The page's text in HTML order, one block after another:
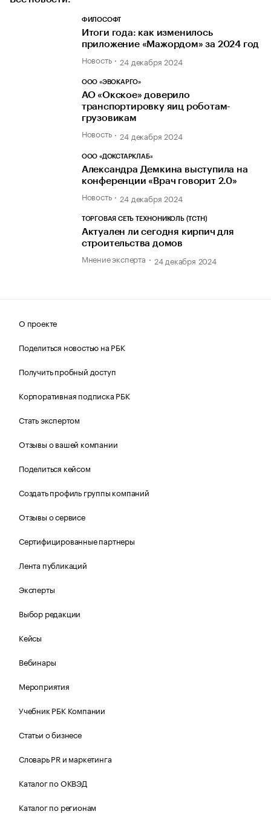
ФИЛОСОФТ
Итоги года: как изменилось
приложение «Мажордом» за 2024 год
Новость 24 декабря 2024
ООО «ЭВОКАРГО»
АО «Окское» доверило
транспортировку яиц роботам-
грузовикам
Новость 24 декабря 2024
ООО «ДОКСТАРКЛАБ»
Александра Демкина выступила на
конференции «Врач говорит 2.0»
Новость 24 декабря 2024
ТОРГОВАЯ СЕТЬ ТЕХНОНИКОЛЬ (ТСТН)
Актуален ли сегодня кирпич для
строительства домов
Мнение эксперта 24 декабря 2024
О проекте
Поделиться новостью на РБК
Получить пробный доступ
Корпоративная подписка РБК
Стать экспертом
Отзывы о вашей компании
Поделиться кейсом
Создать профиль группы компаний
Отзывы о сервисе
Сертифицированные партнеры
Лента публикаций
Эксперты
Выбор редакции
Кейсы
Вебинары
Мероприятия
Учебник РБК Компании
Статьи о бизнесе
Словарь PR и маркетинга
Каталог по ОКВЭД
Каталог по регионам